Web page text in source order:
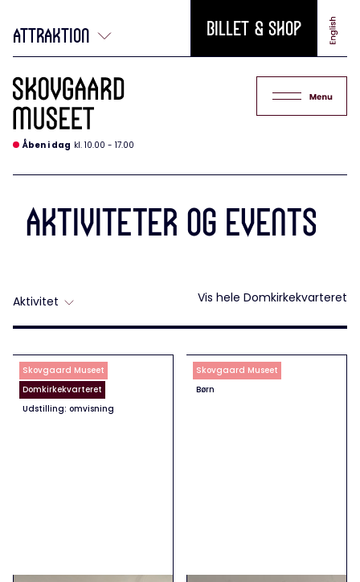
Åben i dag kl. 10.00 - 17.00
attraktion Billet & Shop
Aktiviteter og events
Aktivitet Vis hele Domkirkekvarteret
Skovgaard Museet
Domkirkekvarteret
Udstilling: omvisning
Skovgaard Museet
Børn